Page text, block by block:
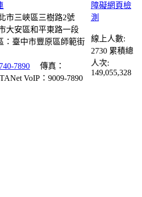
市三峽區三樹路2號
大安區和平東路一段
：臺中市豐原區師範街
7890
傳真：
TANet VoIP：9009-7890
線上人數:
2730 累積總
人次:
149,055,328